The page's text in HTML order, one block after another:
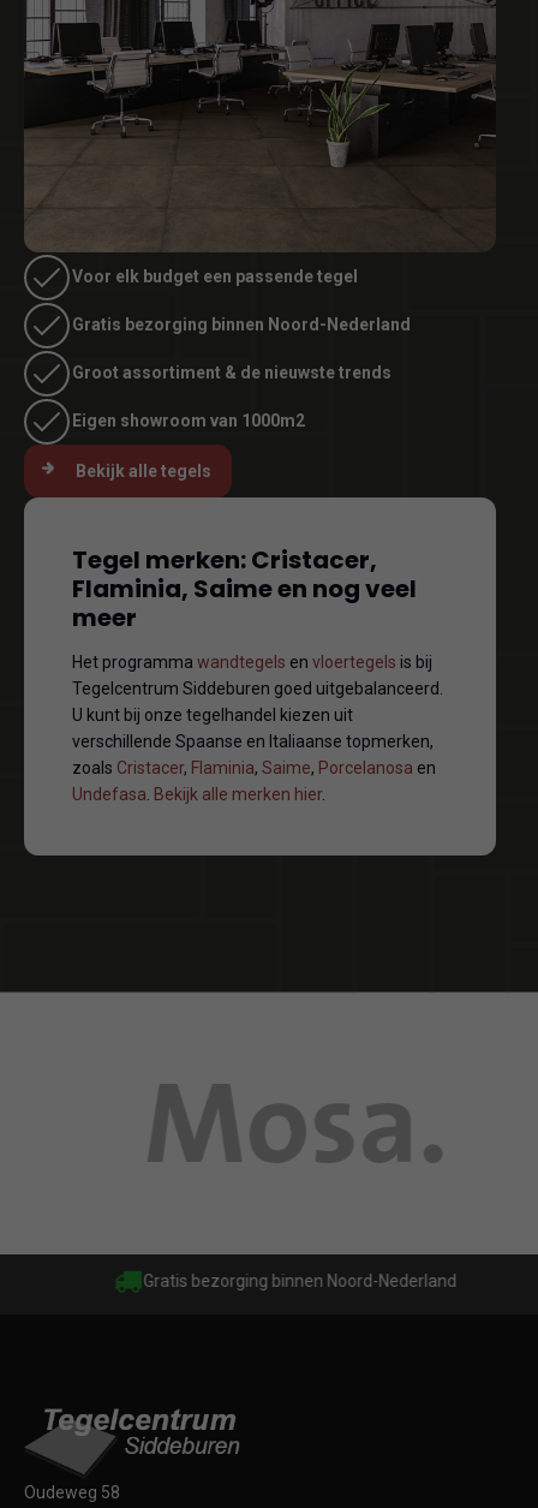
Voor elk budget een passende tegel
Gratis bezorging binnen Noord-Nederland
Groot assortiment & de nieuwste trends
Eigen showroom van 1000m2
Bekijk alle tegels
Tegel merken: Cristacer,
Flaminia, Saime en nog veel
meer
Het programma wandtegels en vloertegels is bij
Tegelcentrum Siddeburen goed uitgebalanceerd.
U kunt bij onze tegelhandel kiezen uit
verschillende Spaanse en Italiaanse topmerken,
zoals Cristacer, Flaminia, Saime, Porcelanosa en
Undefasa Bekijk alle merken hier.
Gratis bezorging binnen Noord-Nederland
Oudeweg 58